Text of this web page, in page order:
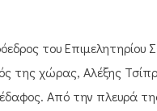
του
χώρας, Αλέξης
Από την πλευρά